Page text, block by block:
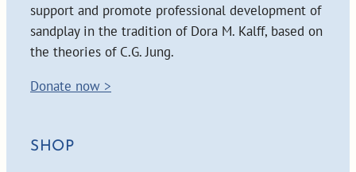
support and promote professional development of
sandplay in the tradition of Dora M. Kalff, based on
the theories of C.G. Jung.
Donate now >
SHOP